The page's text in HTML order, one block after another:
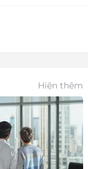
Hiện thêm